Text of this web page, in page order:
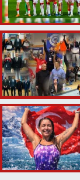
Özel
Ragbi
Satranç
Su Topu